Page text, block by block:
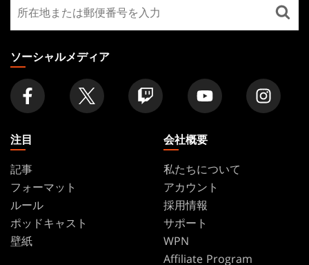
FOOTER
寄
り
の
店
舗
を
探
ソーシャルメディア
注目
記事
フォーマット
ルール
ポッドキャスト
壁紙
会社概要
私たちについて
アカウント
採用情報
サポート
WPN
Affiliate Program